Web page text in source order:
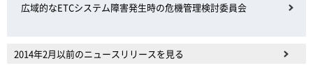
広域的なETCシステム障害発生時の危機管理検討委員会
2014年2月以前のニュースリリースを見る